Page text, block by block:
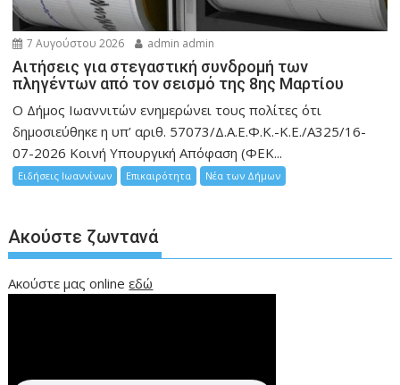
7 Αυγούστου 2026 admin admin
Αιτήσεις για στεγαστική συνδρομή των
πληγέντων από τον σεισμό της 8ης Μαρτίου
Ο Δήμος Ιωαννιτών ενημερώνει τους πολίτες ότι
δημοσιεύθηκε η υπ’ αριθ. 57073/Δ.Α.Ε.Φ.Κ.-Κ.Ε./Α325/16-
07-2026 Κοινή Υπουργική Απόφαση (ΦΕΚ...
Ειδήσεις Ιωαννίνων Επικαιρότητα Νέα των Δήμων
Ακούστε ζωντανά
Ακούστε μας onlineεδώ